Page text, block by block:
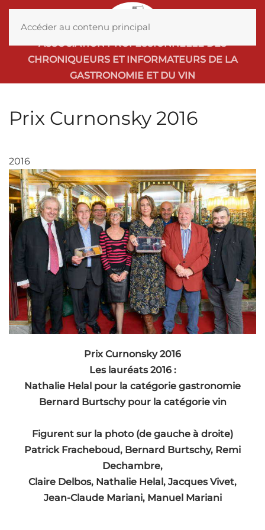
Accéder au contenu principal
ASSOCIATION PROFESSIONNELLE DES
CHRONIQUEURS ET INFORMATEURS DE LA
GASTRONOMIE ET DU VIN
Prix Curnonsky 2016
2016
Prix Curnonsky 2016
Les lauréats 2016 :
Nathalie Helal pour la catégorie gastronomie
Bernard Burtschy pour la catégorie vin
Figurent sur la photo (de gauche à droite)
Patrick Fracheboud, Bernard Burtschy, Remi
Dechambre,
Claire Delbos, Nathalie Helal, Jacques Vivet,
Jean-Claude Mariani, Manuel Mariani